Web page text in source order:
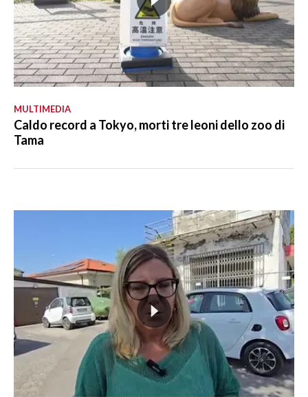
MULTIMEDIA
Caldo record a Tokyo, morti tre leoni dello zoo di
Tama